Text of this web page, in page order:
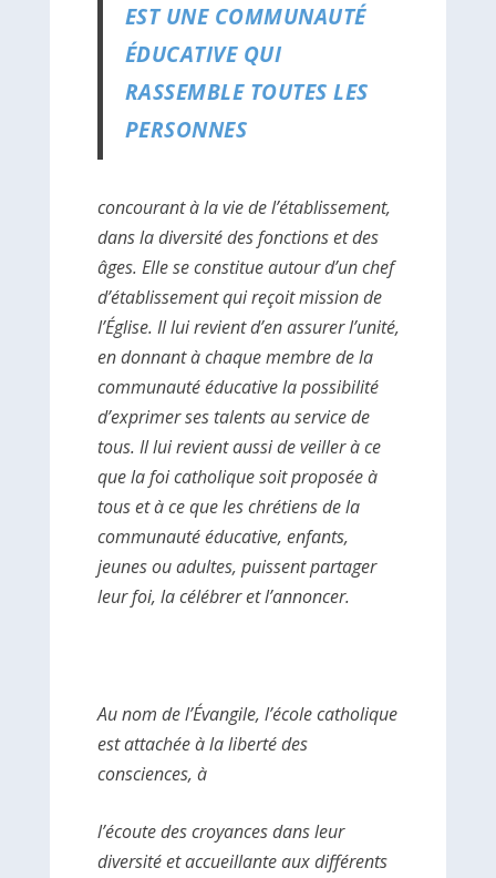
EST UNE COMMUNAUTÉ
ÉDUCATIVE QUI
RASSEMBLE TOUTES LES
PERSONNES
concourant à la vie de l’établissement,
dans la diversité des fonctions et des
âges. Elle se constitue autour d’un chef
d’établissement qui reçoit mission de
l’Église. Il lui revient d’en assurer l’unité,
en donnant à chaque membre de la
communauté éducative la possibilité
d’exprimer ses talents au service de
tous. Il lui revient aussi de veiller à ce
que la foi catholique soit proposée à
tous et à ce que les chrétiens de la
communauté éducative, enfants,
jeunes ou adultes, puissent partager
leur foi, la célébrer et l’annoncer.
Au nom de l’Évangile, l’école catholique
est attachée à la liberté des
consciences, à
l’écoute des croyances dans leur
diversité et accueillante aux différents